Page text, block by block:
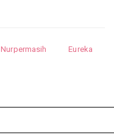
Nurpermasih
Eureka